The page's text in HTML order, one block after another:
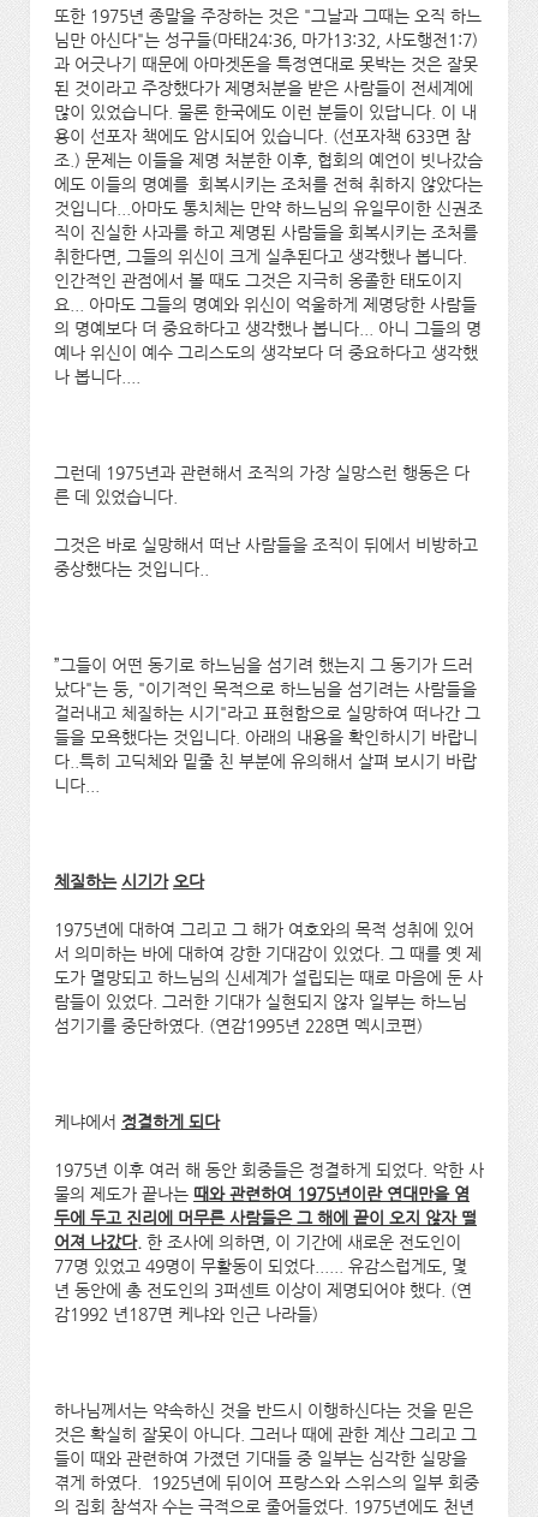
또한 1975년 종말을 주장하는 것은 "그날과 그때는 오직 하느
님만 아신다"는 성구들(마태24:36, 마가13:32, 사도행전1:7)
과 어긋나기 때문에 아마겟돈을 특정연대로 못박는 것은 잘못
된 것이라고 주장했다가 제명처분을 받은 사람들이 전세계에
많이 있었습니다. 물론 한국에도 이런 분들이 있답니다. 이 내
용이 선포자 책에도 암시되어 있습니다. (선포자책 633면 참
조.) 문제는 이들을 제명 처분한 이후, 협회의 예언이 빗나갔슴
에도 이들의 명예를 회복시키는 조처를 전혀 취하지 않았다는
것입니다...아마도 통치체는 만약 하느님의 유일무이한 신권조
직이 진실한 사과를 하고 제명된 사람들을 회복시키는 조처를
취한다면, 그들의 위신이 크게 실추된다고 생각했나 봅니다.
인간적인 관점에서 볼 때도 그것은 지극히 옹졸한 태도이지
요... 아마도 그들의 명예와 위신이 억울하게 제명당한 사람들
의 명예보다 더 중요하다고 생각했나 봅니다... 아니 그들의 명
예나 위신이 예수 그리스도의 생각보다 더 중요하다고 생각했
나 봅니다....
그런데 1975년과 관련해서 조직의 가장 실망스런 행동은 다
른 데 있었습니다.
그것은 바로 실망해서 떠난 사람들을 조직이 뒤에서 비방하고
중상했다는 것입니다..
”그들이 어떤 동기로 하느님을 섬기려 했는지 그 동기가 드러
났다"는 둥, "이기적인 목적으로 하느님을 섬기려는 사람들을
걸러내고 체질하는 시기"라고 표현함으로 실망하여 떠나간 그
들을 모욕했다는 것입니다. 아래의 내용을 확인하시기 바랍니
다..특히 고딕체와 밑줄 친 부분에 유의해서 살펴 보시기 바랍
니다...
체질하는 시기가 오다
1975년에 대하여 그리고 그 해가 여호와의 목적 성취에 있어
서 의미하는 바에 대하여 강한 기대감이 있었다. 그 때를 옛 제
도가 멸망되고 하느님의 신세계가 설립되는 때로 마음에 둔 사
람들이 있었다. 그러한 기대가 실현되지 않자 일부는 하느님
섬기기를 중단하였다. (연감1995년 228면 멕시코편)
케냐에서 정결하게 되다
1975년 이후 여러 해 동안 회중들은 정결하게 되었다. 악한 사
물의 제도가 끝나는 때와 관련하여 1975년이란 연대만을 염
두에 두고 진리에 머무른 사람들은 그 해에 끝이 오지 않자 떨
어져 나갔다. 한 조사에 의하면, 이 기간에 새로운 전도인이
77명 있었고 49명이 무활동이 되었다...... 유감스럽게도, 몇
년 동안에 총 전도인의 3퍼센트 이상이 제명되어야 했다. (연
감1992 년187면 케냐와 인근 나라들)
하나님께서는 약속하신 것을 반드시 이행하신다는 것을 믿은
것은 확실히 잘못이 아니다. 그러나 때에 관한 계산 그리고 그
들이 때와 관련하여 가졌던 기대들 중 일부는 심각한 실망을
겪게 하였다. 1925년에 뒤이어 프랑스와 스위스의 일부 회중
의 집회 참석자 수는 극적으로 줄어들었다. 1975년에도 천년